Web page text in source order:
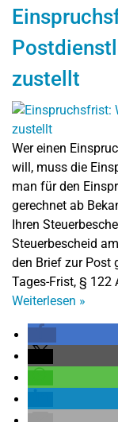
zustellt
Wer einen
will, muss die
man für den
gerechnet ab
Ihren
Steuerbescheid
den Brief zur Post
Tages-Frist, § 122
Weiterlesen »